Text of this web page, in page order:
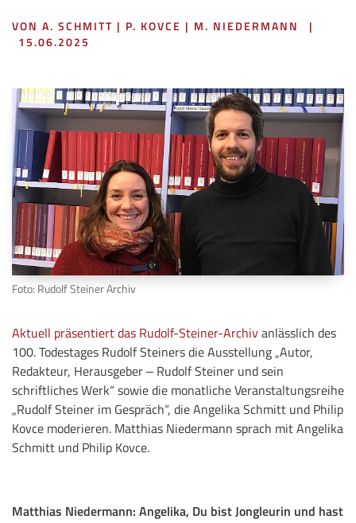
VON A. SCHMITT | P. KOVCE | M. NIEDERMANN
|
15.06.2025
Foto: Rudolf Steiner Archiv
Aktuell präsentiert das Rudolf-Steiner-Archivanlässlich des
100. Todestages Rudolf Steiners die Ausstellung „Autor,
Redakteur, Herausgeber ‒ Rudolf Steiner und sein
schriftliches Werk“ sowie die monatliche Veranstaltungsreihe
„Rudolf Steiner im Gespräch“, die Angelika Schmitt und Philip
Kovce moderieren. Matthias Niedermann sprach mit Angelika
Schmitt und Philip Kovce.
Matthias Niedermann: Angelika, Du bist Jongleurin und hast